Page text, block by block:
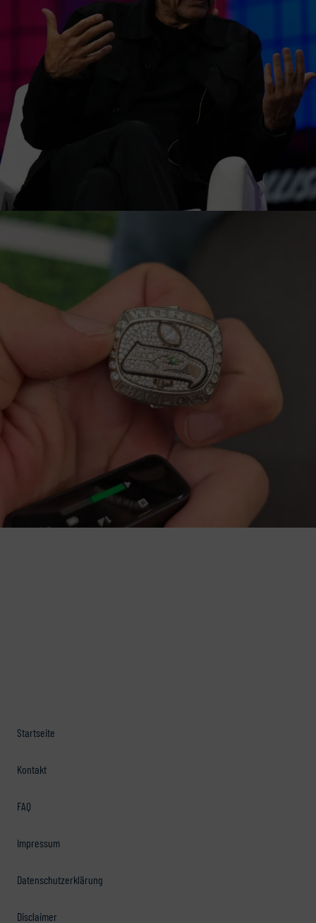
Startseite
Kontakt
FAQ
Impressum
Datenschutzerklärung
Disclaimer